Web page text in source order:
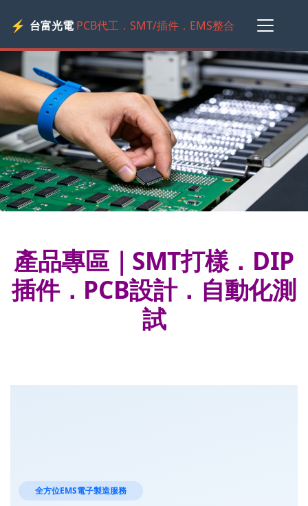
⚡ 台富光電 PCB代工．SMT/插件．EMS整合
產品專區｜SMT打樣．DIP
插件．PCB設計．自動化測
試
全方位EMS電子製造服務